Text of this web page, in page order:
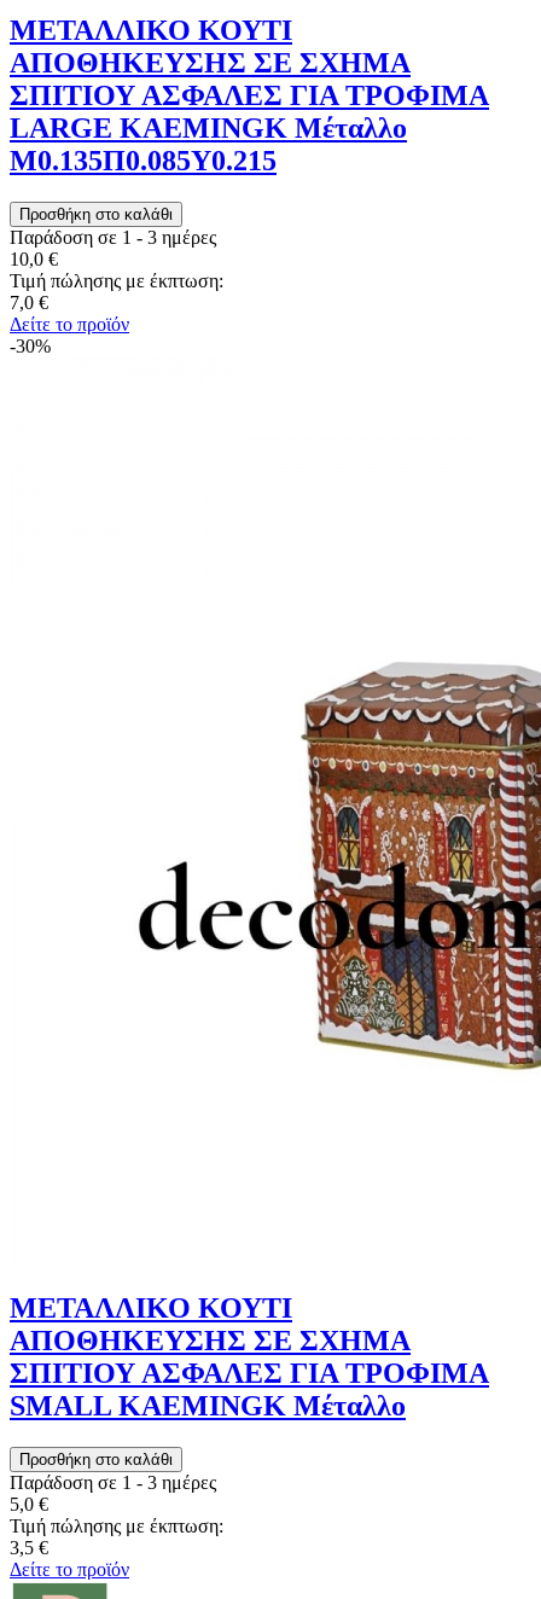
ΜΕΤΑΛΛΙΚΟ ΚΟΥΤΙ
ΑΠΟΘΗΚΕΥΣΗΣ ΣΕ ΣΧΗΜΑ
ΣΠΙΤΙΟΥ ΑΣΦΑΛΕΣ ΓΙΑ ΤΡΟΦΙΜΑ
LARGE KAEMINGK Μέταλλο
Μ0.135Π0.085Υ0.215
Παράδοση σε 1 - 3 ημέρες
10,0 €
Τιμή πώλησης με έκπτωση:
7,0 €
Δείτε το προϊόν
-30%
ΜΕΤΑΛΛΙΚΟ ΚΟΥΤΙ
ΑΠΟΘΗΚΕΥΣΗΣ ΣΕ ΣΧΗΜΑ
ΣΠΙΤΙΟΥ ΑΣΦΑΛΕΣ ΓΙΑ ΤΡΟΦΙΜΑ
SMALL KAEMINGK Μέταλλο
Παράδοση σε 1 - 3 ημέρες
5,0 €
Τιμή πώλησης με έκπτωση:
3,5 €
Δείτε το προϊόν